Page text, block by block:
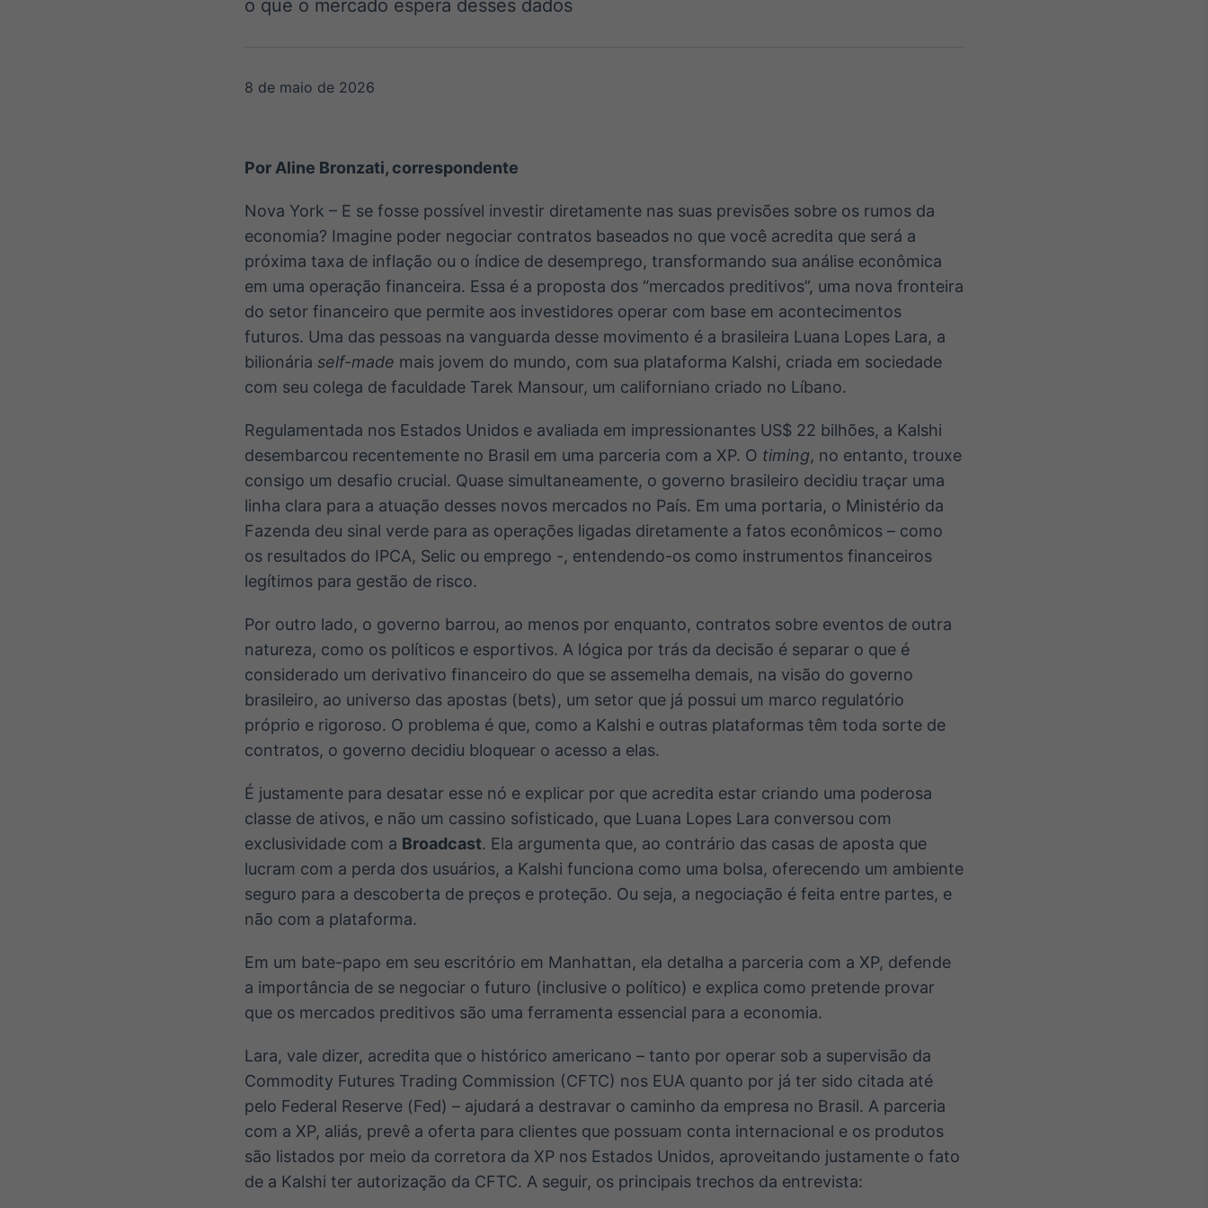
OTC
Datafeed
dados
Ticker
Widgets
Monitoramento
notícias e
conteúdos
A melhor
analisar fundos
de investimento
no Brasil
o que o mercado espera desses dados
8 de maio de 2026
Por Aline Bronzati, correspondente
Nova York – E se fosse possível investir diretamente nas suas previsões sobre os rumos da
economia? Imagine poder negociar contratos baseados no que você acredita que será a
próxima taxa de inflação ou o índice de desemprego, transformando sua análise econômica
em uma operação financeira. Essa é a proposta dos “mercados preditivos”, uma nova fronteira
do setor financeiro que permite aos investidores operar com base em acontecimentos
futuros. Uma das pessoas na vanguarda desse movimento é a brasileira Luana Lopes Lara, a
bilionária self-made mais jovem do mundo, com sua plataforma Kalshi, criada em sociedade
com seu colega de faculdade Tarek Mansour, um californiano criado no Líbano.
Regulamentada nos Estados Unidos e avaliada em impressionantes US$ 22 bilhões, a Kalshi
desembarcou recentemente no Brasil em uma parceria com a XP. O timing, no entanto, trouxe
consigo um desafio crucial. Quase simultaneamente, o governo brasileiro decidiu traçar uma
linha clara para a atuação desses novos mercados no País. Em uma portaria, o Ministério da
Fazenda deu sinal verde para as operações ligadas diretamente a fatos econômicos – como
os resultados do IPCA, Selic ou emprego -, entendendo-os como instrumentos financeiros
legítimos para gestão de risco.
Por outro lado, o governo barrou, ao menos por enquanto, contratos sobre eventos de outra
natureza, como os políticos e esportivos. A lógica por trás da decisão é separar o que é
considerado um derivativo financeiro do que se assemelha demais, na visão do governo
brasileiro, ao universo das apostas (bets), um setor que já possui um marco regulatório
próprio e rigoroso. O problema é que, como a Kalshi e outras plataformas têm toda sorte de
contratos, o governo decidiu bloquear o acesso a elas.
É justamente para desatar esse nó e explicar por que acredita estar criando uma poderosa
classe de ativos, e não um cassino sofisticado, que Luana Lopes Lara conversou com
exclusividade com a Broadcast. Ela argumenta que, ao contrário das casas de aposta que
lucram com a perda dos usuários, a Kalshi funciona como uma bolsa, oferecendo um ambiente
seguro para a descoberta de preços e proteção. Ou seja, a negociação é feita entre partes, e
não com a plataforma.
Em um bate-papo em seu escritório em Manhattan, ela detalha a parceria com a XP, defende
a importância de se negociar o futuro (inclusive o político) e explica como pretende provar
que os mercados preditivos são uma ferramenta essencial para a economia.
Lara, vale dizer, acredita que o histórico americano – tanto por operar sob a supervisão da
Commodity Futures Trading Commission (CFTC) nos EUA quanto por já ter sido citada até
pelo Federal Reserve (Fed) – ajudará a destravar o caminho da empresa no Brasil. A parceria
com a XP, aliás, prevê a oferta para clientes que possuam conta internacional e os produtos
são listados por meio da corretora da XP nos Estados Unidos, aproveitando justamente o fato
de a Kalshi ter autorização da CFTC. A seguir, os principais trechos da entrevista: